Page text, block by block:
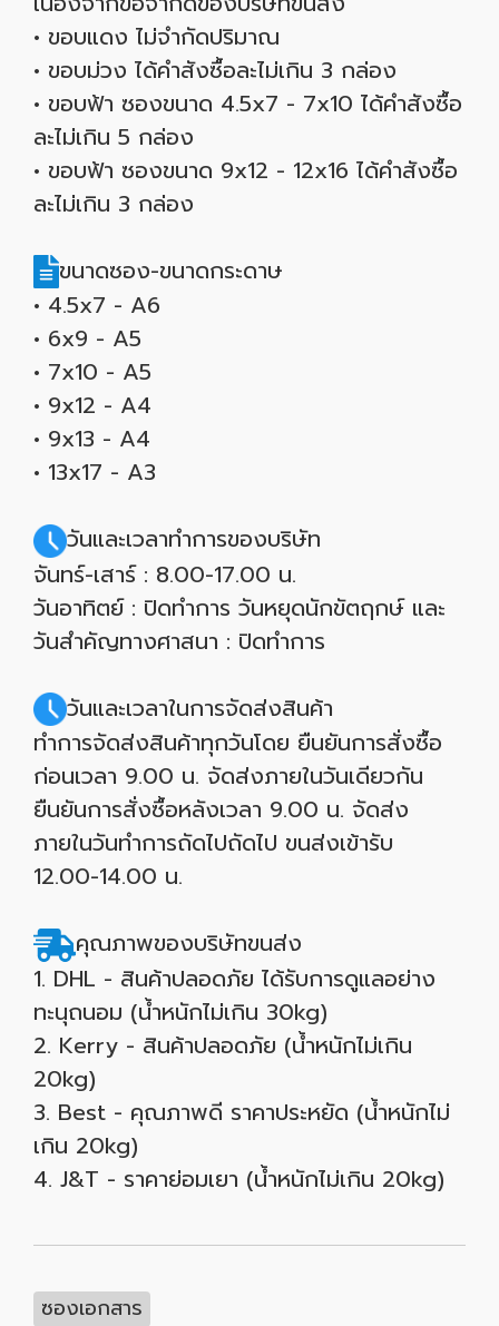
• ขอบแดง ไม่จำกัดปริมาณ
• ขอบม่วง ได้คำสังซื้อละไม่เกิน 3 กล่อง
• ขอบฟ้า ซองขนาด 4.5x7 - 7x10 ได้คำสังซื้อ
ละไม่เกิน 5 กล่อง
• ขอบฟ้า ซองขนาด 9x12 - 12x16 ได้คำสังซื้อ
ละไม่เกิน 3 กล่อง
ขนาดซอง-ขนาดกระดาษ
• 4.5x7 - A6
• 6x9 - A5
• 7x10 - A5
• 9x12 - A4
• 9x13 - A4
• 13x17 - A3
วันและเวลาทำการของบริษัท
จันทร์-เสาร์ : 8.00-17.00 น.
วันอาทิตย์ : ปิดทำการ วันหยุดนักขัตฤกษ์ และ
วันสำคัญทางศาสนา : ปิดทำการ
วันและเวลาในการจัดส่งสินค้า
ทำการจัดส่งสินค้าทุกวันโดย ยืนยันการสั่งซื้อ
ก่อนเวลา 9.00 น. จัดส่งภายในวันเดียวกัน
ยืนยันการสั่งซื้อหลังเวลา 9.00 น. จัดส่ง
ภายในวันทำการถัดไปถัดไป ขนส่งเข้ารับ
12.00-14.00 น.
คุณภาพของบริษัทขนส่ง
1. DHL - สินค้าปลอดภัย ได้รับการดูแลอย่าง
ทะนุถนอม (น้ำหนักไม่เกิน 30kg)
2. Kerry - สินค้าปลอดภัย (น้ำหนักไม่เกิน
20kg)
3. Best - คุณภาพดี ราคาประหยัด (น้ำหนักไม่
เกิน 20kg)
4. J&T - ราคาย่อมเยา (น้ำหนักไม่เกิน 20kg)
ซองเอกสาร